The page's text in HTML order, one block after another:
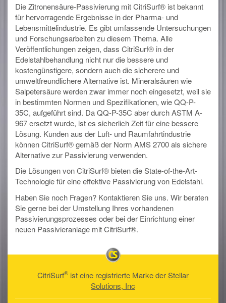
Die Zitronensäure-Passivierung mit CitriSurf® ist bekannt
für hervorragende Ergebnisse in der Pharma- und
Lebensmittelindustrie. Es gibt umfassende Untersuchungen
und Forschungsarbeiten zu diesem Thema. Alle
Veröffentlichungen zeigen, dass CitriSurf® in der
Edelstahlbehandlung nicht nur die bessere und
kostengünstigere, sondern auch die sicherere und
umweltfreundlichere Alternative ist. Mineralsäuren wie
Salpetersäure werden zwar immer noch eingesetzt, weil sie
in bestimmten Normen und Spezifikationen, wie QQ-P-
35C, aufgeführt sind. Da QQ-P-35C aber durch ASTM A-
967 ersetzt wurde, ist es sicherlich Zeit für eine bessere
Lösung. Kunden aus der Luft- und Raumfahrtindustrie
können CitriSurf® gemäß der Norm AMS 2700 als sichere
Alternative zur Passivierung verwenden.
Die Lösungen von CitriSurf® bieten die State-of-the-Art-
Technologie für eine effektive Passivierung von Edelstahl.
Haben Sie noch Fragen? Kontaktieren Sie uns. Wir beraten
Sie gerne bei der Umstellung Ihres vorhandenen
Passivierungsprozesses oder bei der Einrichtung einer
neuen Passivieranlage mit CitriSurf®.
CitriSurf® ist eine registrierte Marke derStellar
Solutions, Inc